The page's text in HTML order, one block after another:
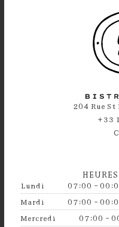
204 Rue
+33
Lundi
07:00 -
Mardi
07:00 -
Mercredi
07:00 -